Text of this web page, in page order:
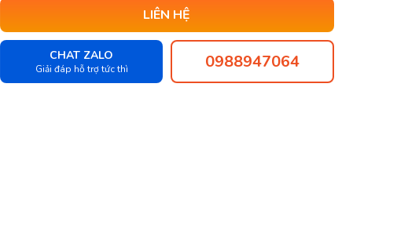
LIÊN HỆ
CHAT ZALO
Giải đáp hỗ trợ tức thì 0988947064